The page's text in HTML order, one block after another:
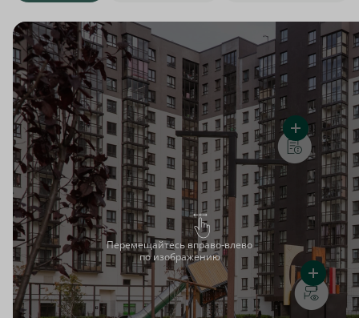
Перемещайтесь вправо-влево
по изображению